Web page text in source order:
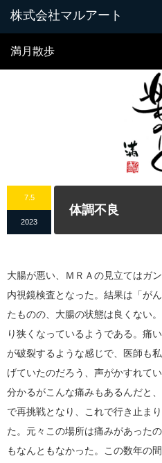
満月散歩
7.5
2023
体調不良
大腸が悪い、ＭＲＡの見立てはガ
内視鏡検査となった。結果は「が
たものの、大腸の状態は良くない
り狭くなっているようである。痛
が破裂するような感じで、医師も
げていたのだろう、声がかすれて
分かるがこんな痛みもあるんだと
で再挑戦となり、これで行き止ま
た。元々この場所は痛みがあった
もなんともなかった。この数年の